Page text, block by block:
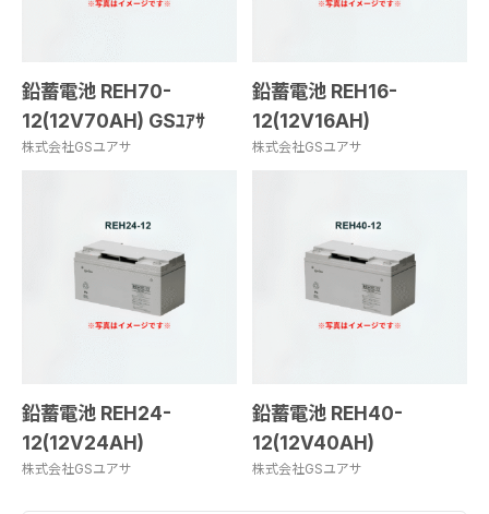
鉛蓄電池 REH70-
12(12V70AH) GSﾕｱｻ
株式会社GSユアサ
鉛蓄電池 REH16-
12(12V16AH)
株式会社GSユアサ
鉛蓄電池 REH24-
12(12V24AH)
株式会社GSユアサ
鉛蓄電池 REH40-
12(12V40AH)
株式会社GSユアサ